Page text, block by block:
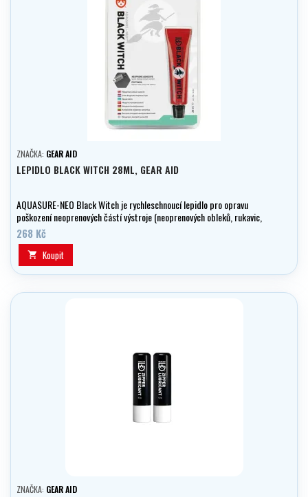
ZNAČKA: GEAR AID
LEPIDLO BLACK WITCH 28ML, GEAR AID
AQUASURE-NEO Black Witch je rychleschnoucí lepidlo pro opravu
poškození neoprenových částí výstroje (neoprenových obleků, rukavic,
bot, návleků, brodících kalhot apod.)
268 Kč
 Koupit
ZNAČKA: GEAR AID